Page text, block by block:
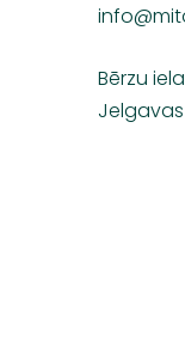
Bērzu